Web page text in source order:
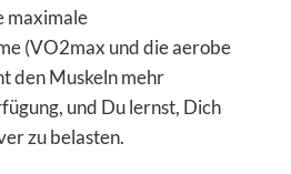
maximale
(VO2max und die aerobe
den Muskeln mehr
und Du lernst, Dich
zu belasten.